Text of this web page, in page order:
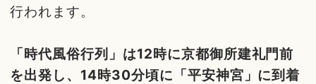
行われます。
「時代風俗行列」は12時に京都御所建礼門前
を出発し、14時30分頃に「平安神宮」に到着